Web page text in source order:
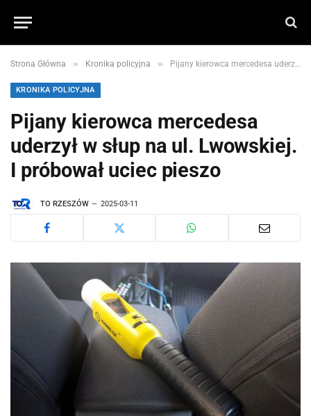
Strona Główna » Kronika policyjna » Pijany kierowca mercedesa uderzył w słup na ul. Lwowskiej. I próbował uciec pieszo
KRONIKA POLICYJNA
Pijany kierowca mercedesa
uderzył w słup na ul. Lwowskiej.
I próbował uciec pieszo
TO RZESZÓW 2025-03-11